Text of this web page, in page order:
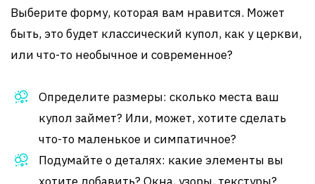
Выберите форму, которая вам нравится. Может
быть, это будет классический купол, как у церкви,
или что-то необычное и современное?
Определите размеры: сколько места ваш
купол займет? Или, может, хотите сделать
что-то маленькое и симпатичное?
Подумайте о деталях: какие элементы вы